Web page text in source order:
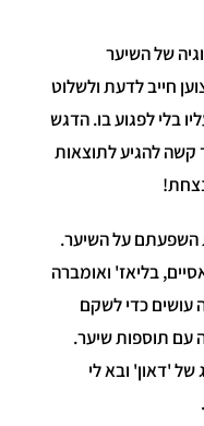
של השיער
חייב לדעת ולשלוט
בלי לפגוע בו. הדגש
קשה להגיע לתוצאות
השפעתם על השיער.
בליאז' ואומברה
עושים כדי לשקם
עם תוספות שיער.
'דאון' ובא לי